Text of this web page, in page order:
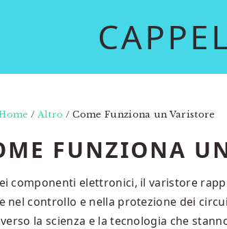
/ Altro / Come Funziona un Varistore
FUNZIONA
componenti elettronici, il varistore
nel controllo e nella protezione dei
la scienza e la tecnologia che